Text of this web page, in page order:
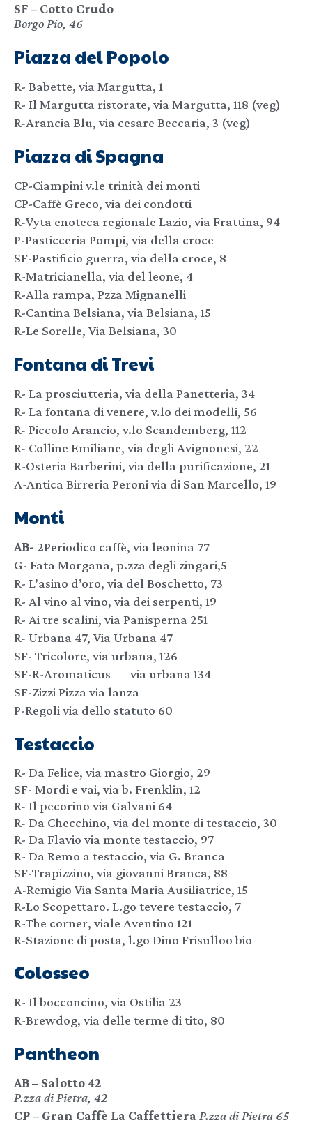
SF – Cotto Crudo
Borgo Pio, 46
Piazza del Popolo
R- Babette, via Margutta, 1
R- Il Margutta ristorate, via Margutta, 118 (veg)
R-Arancia Blu, via cesare Beccaria, 3 (veg)
Piazza di Spagna
CP-Ciampini v.le trinità dei monti
CP-Caffè Greco, via dei condotti
R-Vyta enoteca regionale Lazio, via Frattina, 94
P-Pasticceria Pompi, via della croce
SF-Pastificio guerra, via della croce, 8
R-Matricianella, via del leone, 4
R-Alla rampa, Pzza Mignanelli
R-Cantina Belsiana, via Belsiana, 15
R-Le Sorelle, Via Belsiana, 30
Fontana di Trevi
R- La prosciutteria, via della Panetteria, 34
R- La fontana di venere, v.lo dei modelli, 56
R- Piccolo Arancio, v.lo Scandemberg, 112
R- Colline Emiliane, via degli Avignonesi, 22
R-Osteria Barberini, via della purificazione, 21
A-Antica Birreria Peroni via di San Marcello, 19
Monti
AB- 2Periodico caffè, via leonina 77
G- Fata Morgana, p.zza degli zingari,5
R- L’asino d’oro, via del Boschetto, 73
R- Al vino al vino, via dei serpenti, 19
R- Ai tre scalini, via Panisperna 251
R- Urbana 47, Via Urbana 47
SF- Tricolore, via urbana, 126
SF-R-Aromaticus via urbana 134
SF-Zizzi Pizza via lanza
P-Regoli via dello statuto 60
Testaccio
R- Da Felice, via mastro Giorgio, 29
SF- Mordi e vai, via b. Frenklin, 12
R- Il pecorino via Galvani 64
R- Da Checchino, via del monte di testaccio, 30
R- Da Flavio via monte testaccio, 97
R- Da Remo a testaccio, via G. Branca
SF-Trapizzino, via giovanni Branca, 88
A-Remigio Via Santa Maria Ausiliatrice, 15
R-Lo Scopettaro. L.go tevere testaccio, 7
R-The corner, viale Aventino 121
R-Stazione di posta, l.go Dino Frisulloo bio
Colosseo
R- Il bocconcino, via Ostilia 23
R-Brewdog, via delle terme di tito, 80
Pantheon
AB – Salotto 42
P.zza di Pietra, 42
CP – Gran Caffè La Caffettiera P.zza di Pietra 65